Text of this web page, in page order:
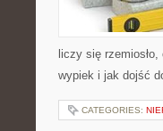
liczy się
wypiek i jak dojść
CATEGORIES: